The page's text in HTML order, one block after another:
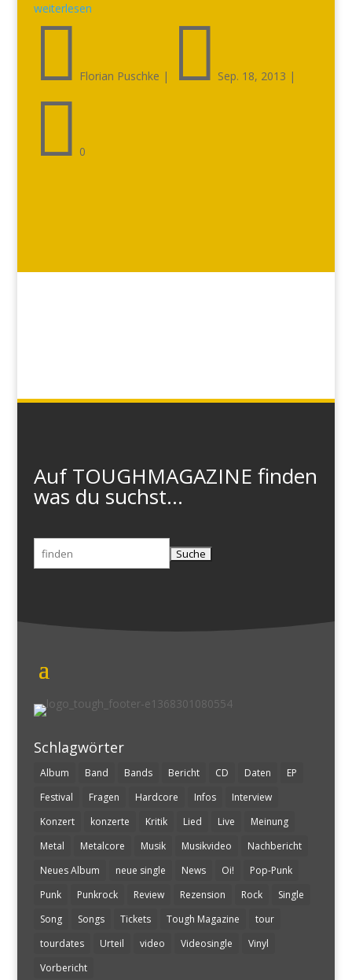
weiterlesen
 Florian Puschke |  Sep. 18, 2013 |
 0
Auf TOUGHMAGAZINE finden
was du suchst...
Suchen
nach:
Schlagwörter
Album Band Bands Bericht CD Daten
EP
Festival
Fragen Hardcore Infos
Interview
Konzert
konzerte Kritik Lied Live
Meinung
Metal
Metalcore Musik Musikvideo
Nachbericht
Neues Album
neue single News Oi!
Pop-Punk
Punk
Punkrock Review Rezension Rock
Single
Song
Songs Tickets Tough Magazine
tour
tourdates
Urteil video Videosingle
Vinyl
Vorbericht